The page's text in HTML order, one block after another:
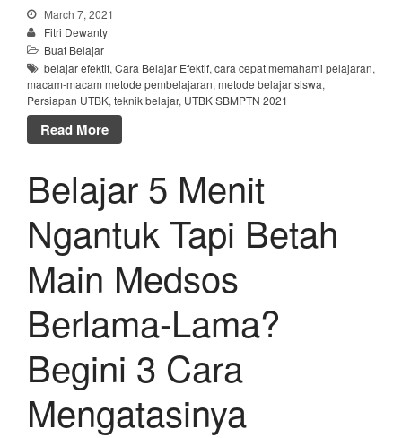
March 7, 2021
Fitri Dewanty
Buat Belajar
belajar efektif, Cara Belajar Efektif, cara cepat memahami pelajaran,
macam-macam metode pembelajaran, metode belajar siswa,
Persiapan UTBK, teknik belajar, UTBK SBMPTN 2021
Read More
Belajar 5 Menit
Ngantuk Tapi Betah
Main Medsos
Berlama-Lama?
Begini 3 Cara
Mengatasinya